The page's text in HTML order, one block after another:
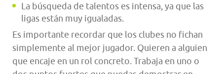
La búsqueda de talentos es intensa, ya que las
ligas están muy igualadas.
Es importante recordar que los clubes no fichan
simplemente al mejor jugador. Quieren a alguien
que encaje en un rol concreto. Trabaja en uno o